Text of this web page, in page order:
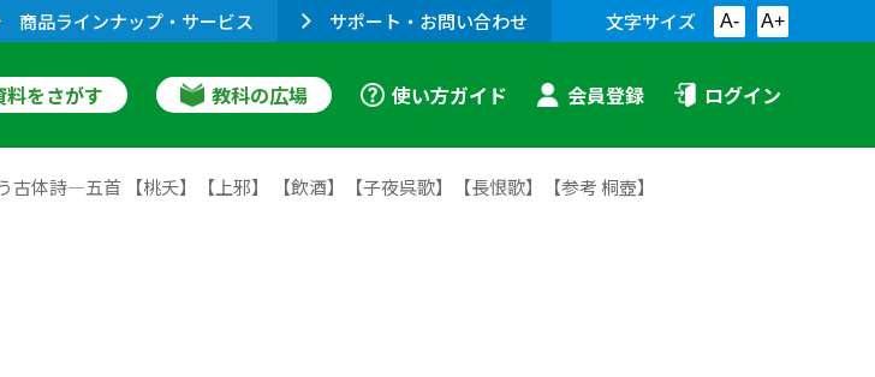
商品ラインナップ・サービス サポート・お問い合わせ 文字サイズ A- A+
料をさがす 教科の広場 使い方ガイド 会員登録 ログイン
古体詩―五首 【桃夭】【上邪】 【飲酒】【子夜呉歌】【長恨歌】【参考 桐壺】